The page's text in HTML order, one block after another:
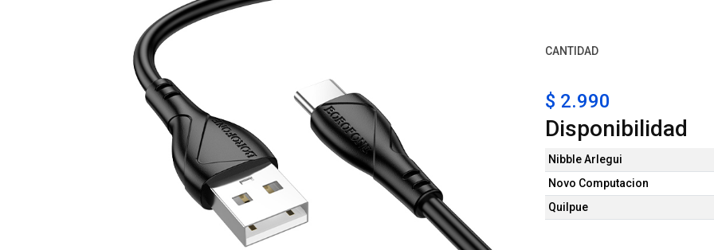
CANTIDAD
$ 2.990
Disponibilidad
Nibble Arlegui
Novo Computacion
Quilpue